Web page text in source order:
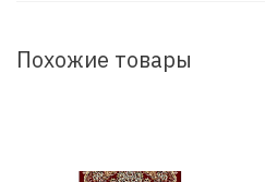
Похожие товары